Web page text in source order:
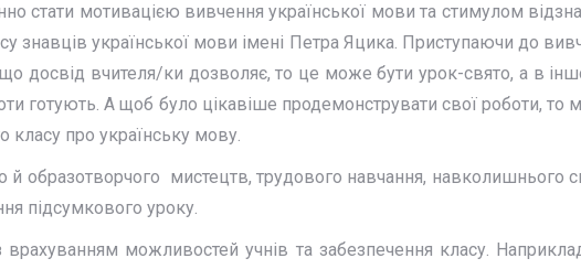
мотивацією вивчення української мови та стимулом
знавців української мови імені Петра Яцика. Приступаючи до
досвід вчителя/ки дозволяє, то це може бути урок-свято, а в
готують. А щоб було цікавіше продемонструвати свої роботи, то
класу про українську мову.
й образотворчого мистецтв, трудового навчання, навколишнього
підсумкового уроку.
можливостей учнів та забезпечення класу.